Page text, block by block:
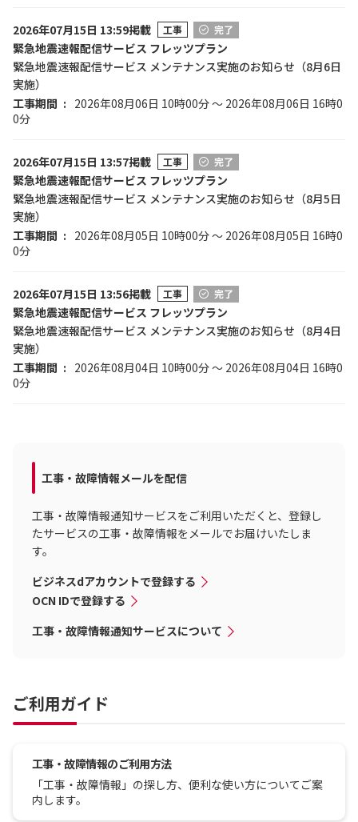
2026年07月15日 13:59掲載 工事 完了
緊急地震速報配信サービス フレッツプラン
緊急地震速報配信サービス メンテナンス実施のお知らせ（8月6日
実施）
工事期間
2026年08月06日 10時00分 ～ 2026年08月06日 16時0
0分
2026年07月15日 13:57掲載 工事 完了
緊急地震速報配信サービス フレッツプラン
緊急地震速報配信サービス メンテナンス実施のお知らせ（8月5日
実施）
工事期間
2026年08月05日 10時00分 ～ 2026年08月05日 16時0
0分
2026年07月15日 13:56掲載 工事 完了
緊急地震速報配信サービス フレッツプラン
緊急地震速報配信サービス メンテナンス実施のお知らせ（8月4日
実施）
工事期間
2026年08月04日 10時00分 ～ 2026年08月04日 16時0
0分
工事・故障情報メールを配信
工事・故障情報通知サービスをご利用いただくと、登録し
たサービスの工事・故障情報をメールでお届けいたしま
す。
ビジネスdアカウントで登録する
OCN IDで登録する
工事・故障情報通知サービスについて
ご利用ガイド
工事・故障情報のご利用方法
「工事・故障情報」の探し方、便利な使い方についてご案
内します。